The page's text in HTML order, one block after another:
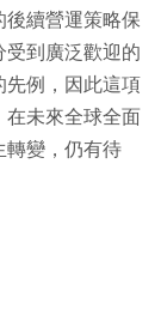
後續營運策略保
受到廣泛歡迎的
先例，因此這項
在未來全球全面
轉變，仍有待